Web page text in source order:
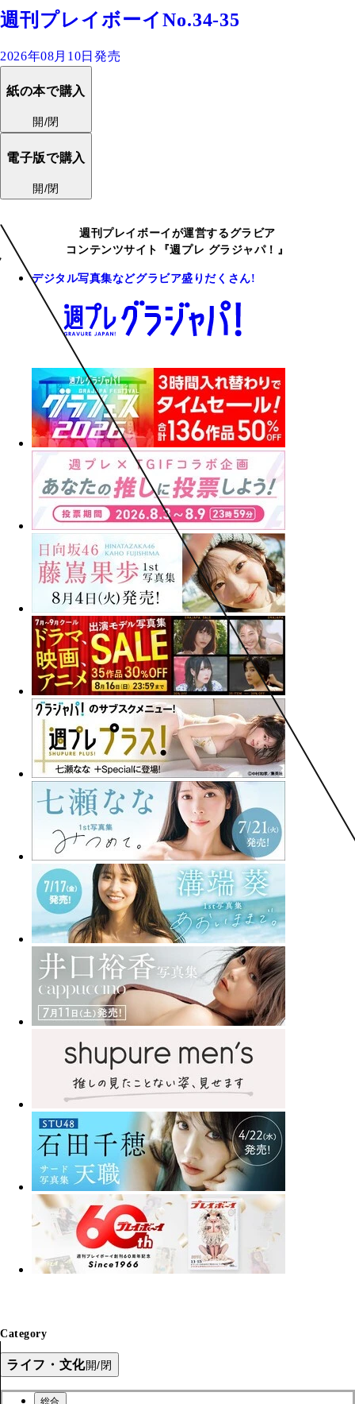
週刊プレイボーイNo.34-35
2026年08月10日発売
紙の本で購入
開/閉
電子版で購入
開/閉
週刊プレイボーイが運営するグラビア
コンテンツサイト『週プレ グラジャパ！』
デジタル写真集などグラビア盛りだくさん!
Category
ライフ・文化開/閉
総合